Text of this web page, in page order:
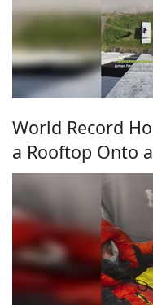
World Record
a Rooftop Onto